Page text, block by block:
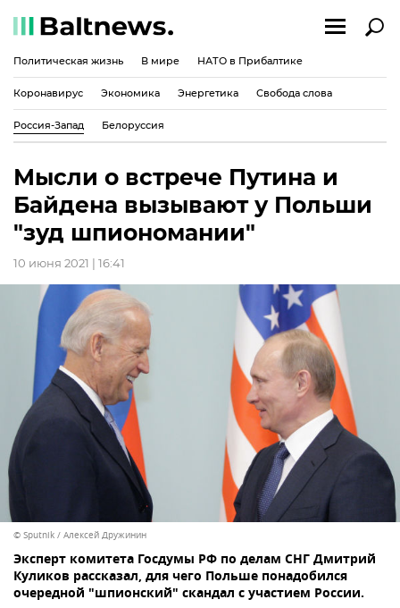
Политическая жизнь В мире НАТО в Прибалтике
Коронавирус Экономика Энергетика Свобода слова
Россия-Запад Белоруссия
Мысли о встрече Путина и
Байдена вызывают у Польши
"зуд шпиономании"
10 июня 2021 | 16:41
© Sputnik / Алексей Дружинин
Эксперт комитета Госдумы РФ по делам СНГ Дмитрий
Куликов рассказал, для чего Польше понадобился
очередной "шпионский" скандал с участием России.